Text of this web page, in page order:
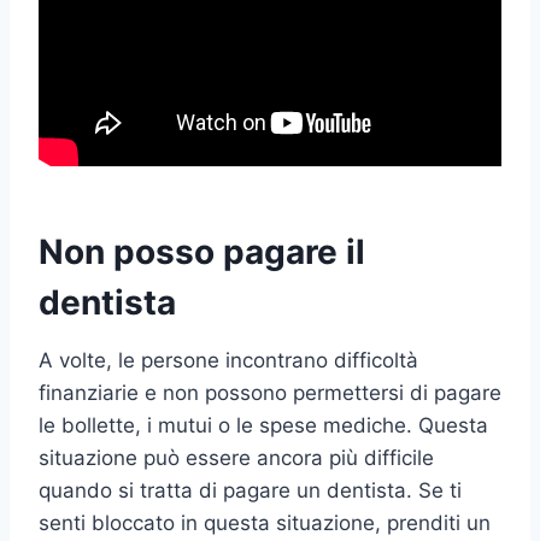
Non posso pagare il
dentista
A volte, le persone incontrano difficoltà
finanziarie e non possono permettersi di pagare
le bollette, i mutui o le spese mediche. Questa
situazione può essere ancora più difficile
quando si tratta di pagare un dentista. Se ti
senti bloccato in questa situazione, prenditi un